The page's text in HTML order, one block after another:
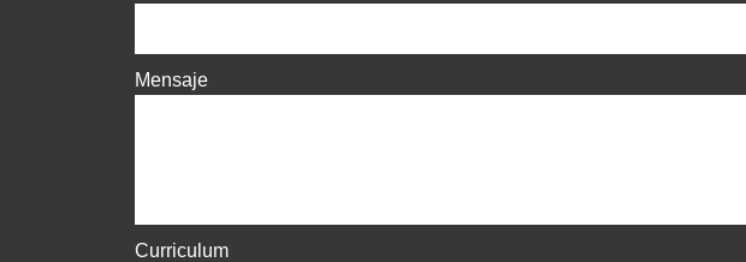
Mensaje
Curriculum